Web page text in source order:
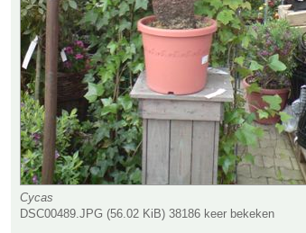
Cycas
DSC00489.JPG (56.02 KiB) 38186 keer bekeken